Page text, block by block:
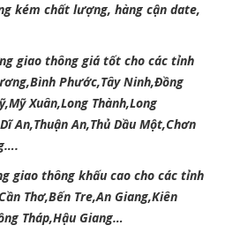
kém chất lượng, hàng cận date,
giao thônggiá tốt cho các tỉnh
Phước,Tây Ninh,Đồng
Xuân,Long Thành,Long
An,Thuận An,Thủ Dầu Một,Chơn
giao thông khấu cao cho các tỉnh
Thơ,Bến Tre,An Giang,Kiên
Tháp,Hậu Giang…